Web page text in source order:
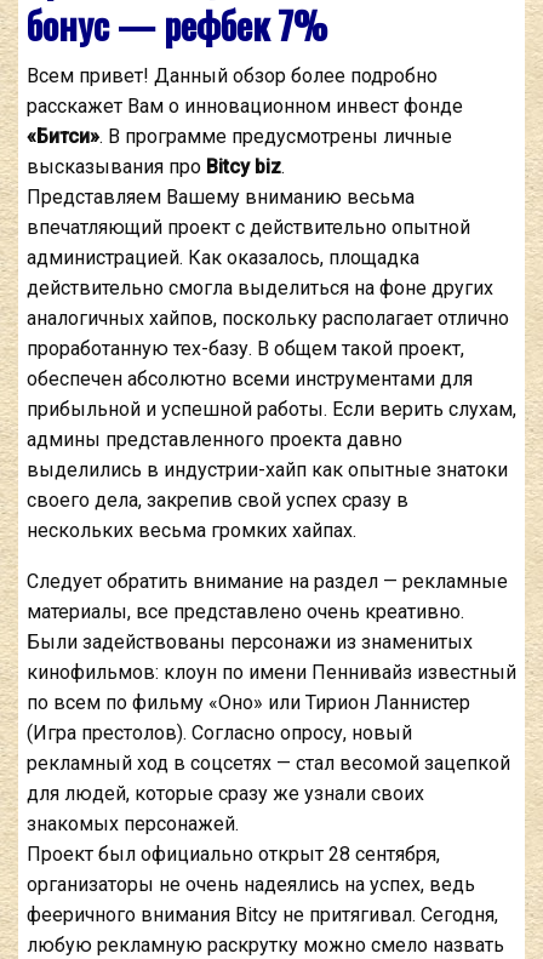
бонус — рефбек 7%
Всем привет! Данный обзор более подробно
расскажет Вам о инновационном инвест фонде
«Битси». В программе предусмотрены личные
высказывания про Bitcy biz.
Представляем Вашему вниманию весьма
впечатляющий проект с действительно опытной
администрацией. Как оказалось, площадка
действительно смогла выделиться на фоне других
аналогичных хайпов, поскольку располагает отлично
проработанную тех-базу. В общем такой проект,
обеспечен абсолютно всеми инструментами для
прибыльной и успешной работы. Если верить слухам,
админы представленного проекта давно
выделились в индустрии-хайп как опытные знатоки
своего дела, закрепив свой успех сразу в
нескольких весьма громких хайпах.
Следует обратить внимание на раздел — рекламные
материалы, все представлено очень креативно.
Были задействованы персонажи из знаменитых
кинофильмов: клоун по имени Пеннивайз известный
по всем по фильму «Оно» или Тирион Ланнистер
(Игра престолов). Согласно опросу, новый
рекламный ход в соцсетях — стал весомой зацепкой
для людей, которые сразу же узнали своих
знакомых персонажей.
Проект был официально открыт 28 сентября,
организаторы не очень надеялись на успех, ведь
фееричного внимания Bitcy не притягивал. Сегодня,
любую рекламную раскрутку можно смело назвать